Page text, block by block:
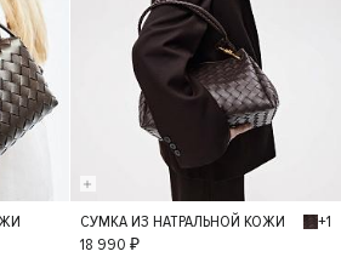
S
СУМКА ИЗ НАТРАЛЬНОЙ КОЖИ
+1
18 990 ₽